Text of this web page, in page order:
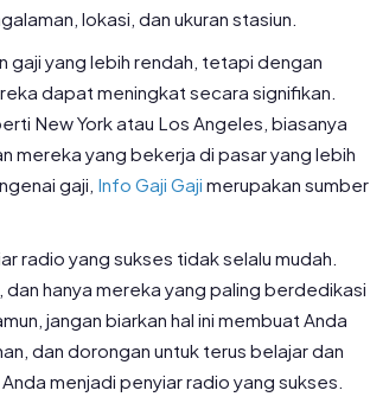
lokasi, dan ukuran stasiun.
gaji yang lebih rendah, tetapi dengan
dapat meningkat secara signifikan.
New York atau Los Angeles, biasanya
mereka yang bekerja di pasar yang lebih
gaji, Info Gaji Gaji merupakan sumber
radio yang sukses tidak selalu mudah.
hanya mereka yang paling berdedikasi
jangan biarkan hal ini membuat Anda
dan dorongan untuk terus belajar dan
menjadi penyiar radio yang sukses.